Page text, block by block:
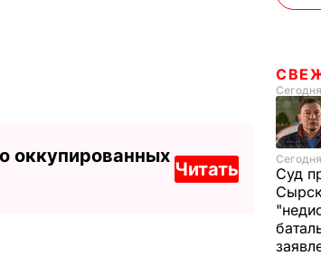
оккупированных
Читать
Суд